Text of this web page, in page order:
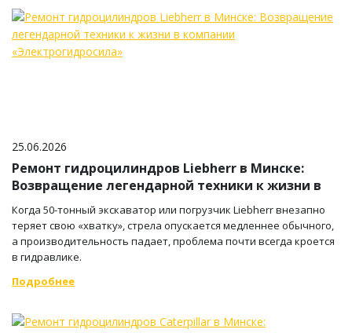
25.06.2026
Ремонт гидроцилиндров Liebherr в Минске:
Возвращение легендарной техники к жизни в
компании «Электрогидросила»
Когда 50-тонный экскаватор или погрузчик Liebherr внезапно
теряет свою «хватку», стрела опускается медленнее обычного,
а производительность падает, проблема почти всегда кроется
в гидравлике.
Подробнее